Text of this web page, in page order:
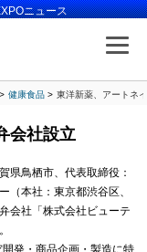
ニュース
健康食品 東洋新薬、アートネ
会社設立
県鳥栖市、代表取締役：
（本社：東京都渋谷区、
会社「株式会社ビューテ
発・商品企画・製造に特